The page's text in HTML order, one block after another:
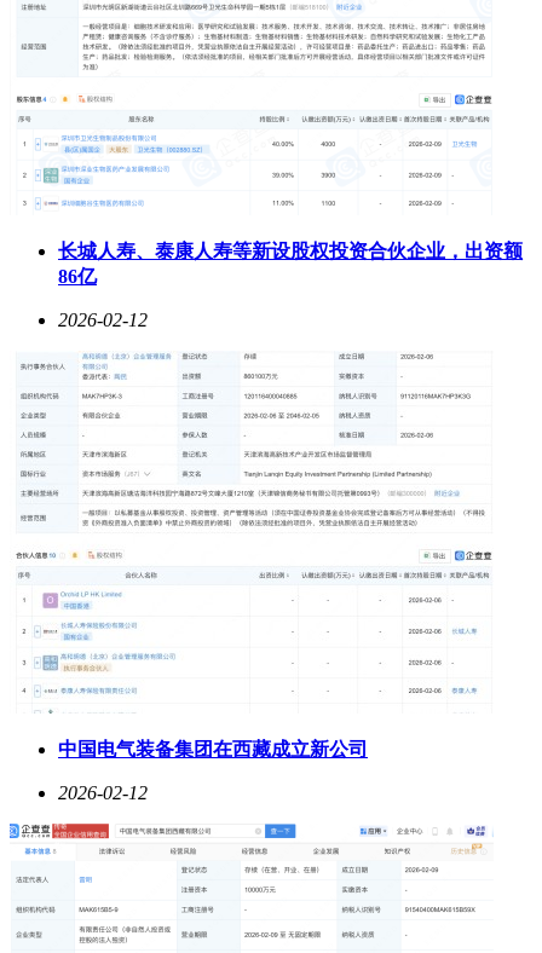
长城人寿、泰康人寿等新设股权投资合伙企业，出资额
86亿
2026-02-12
中国电气装备集团在西藏成立新公司
2026-02-12